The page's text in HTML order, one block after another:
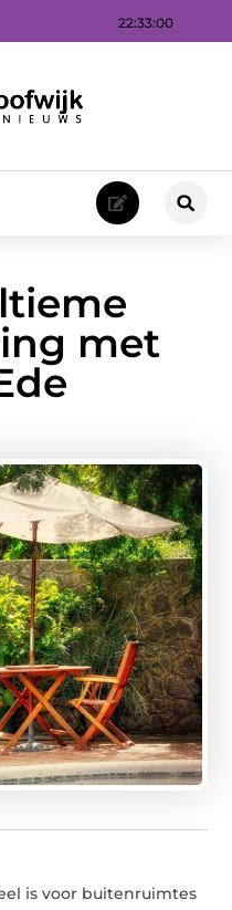
22:33:01
met
is voor buitenruimtes